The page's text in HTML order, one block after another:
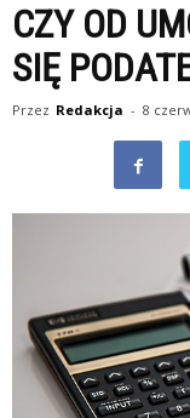
CZY OD
SIĘ
Przez Redakcja - 8